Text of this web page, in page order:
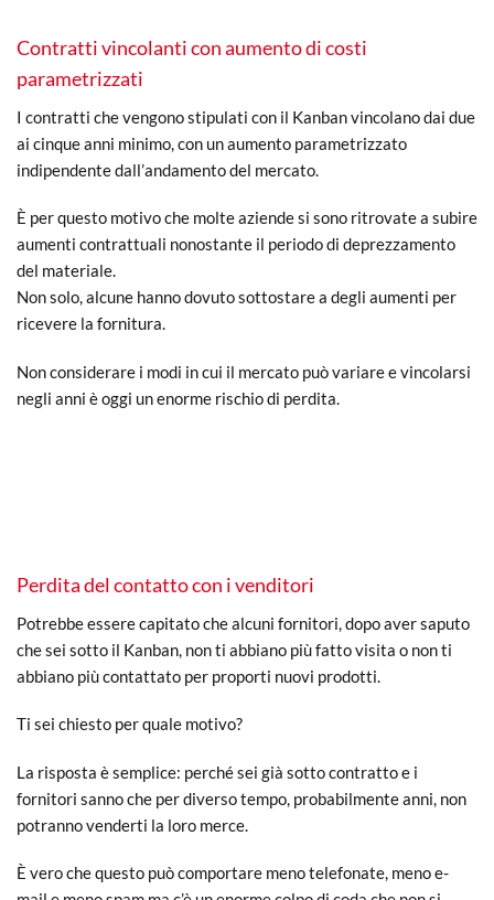
Contratti vincolanti con aumento di costi
parametrizzati
I contratti che vengono stipulati con il Kanban vincolano dai due
ai cinque anni minimo, con un aumento parametrizzato
indipendente dall’andamento del mercato.
È per questo motivo che molte aziende si sono ritrovate a subire
aumenti contrattuali nonostante il periodo di deprezzamento
del materiale.
Non solo, alcune hanno dovuto sottostare a degli aumenti per
ricevere la fornitura.
Non considerare i modi in cui il mercato può variare e vincolarsi
negli anni è oggi un enorme rischio di perdita.
Perdita del contatto con i venditori
Potrebbe essere capitato che alcuni fornitori, dopo aver saputo
che sei sotto il Kanban, non ti abbiano più fatto visita o non ti
abbiano più contattato per proporti nuovi prodotti.
Ti sei chiesto per quale motivo?
La risposta è semplice: perché sei già sotto contratto e i
fornitori sanno che per diverso tempo, probabilmente anni, non
potranno venderti la loro merce.
È vero che questo può comportare meno telefonate, meno e-